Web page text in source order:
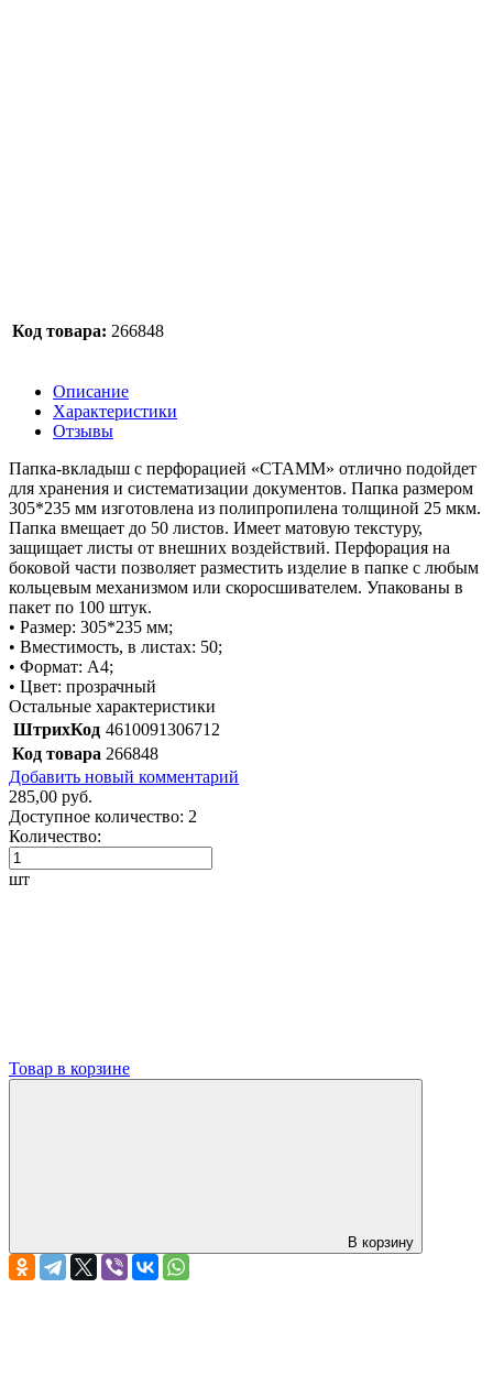
Код товара: 266848
Описание
Характеристики
Отзывы
Папка-вкладыш с перфорацией «СТАММ» отлично подойдет
для хранения и систематизации документов. Папка размером
305*235 мм изготовлена из полипропилена толщиной 25 мкм.
Папка вмещает до 50 листов. Имеет матовую текстуру,
защищает листы от внешних воздействий. Перфорация на
боковой части позволяет разместить изделие в папке с любым
кольцевым механизмом или скоросшивателем. Упакованы в
пакет по 100 штук.
• Размер: 305*235 мм;
• Вместимость, в листах: 50;
• Формат: А4;
• Цвет: прозрачный
Остальные характеристики
ШтрихКод 4610091306712
Код товара 266848
Добавить новый комментарий
285,00 руб.
Доступное количество: 2
Количество:
шт
Товар в корзине
В корзину